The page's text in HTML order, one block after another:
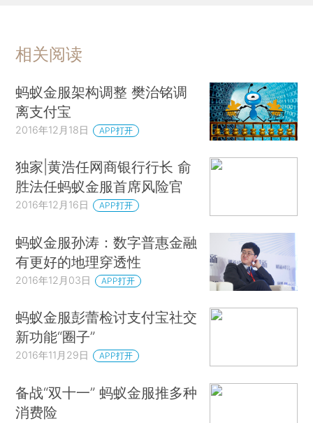
相关阅读
蚂蚁金服架构调整 樊治铭调
离支付宝
2016年12月18日 APP打开
独家|黄浩任网商银行行长 俞
胜法任蚂蚁金服首席风险官
2016年12月16日 APP打开
蚂蚁金服孙涛：数字普惠金融
有更好的地理穿透性
2016年12月03日 APP打开
蚂蚁金服彭蕾检讨支付宝社交
新功能“圈子”
2016年11月29日 APP打开
备战“双十一” 蚂蚁金服推多种
消费险